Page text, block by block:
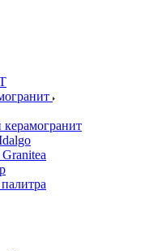
керамогранит